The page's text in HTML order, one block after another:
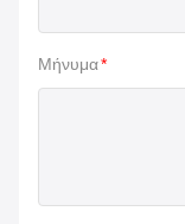
Μήνυμα*